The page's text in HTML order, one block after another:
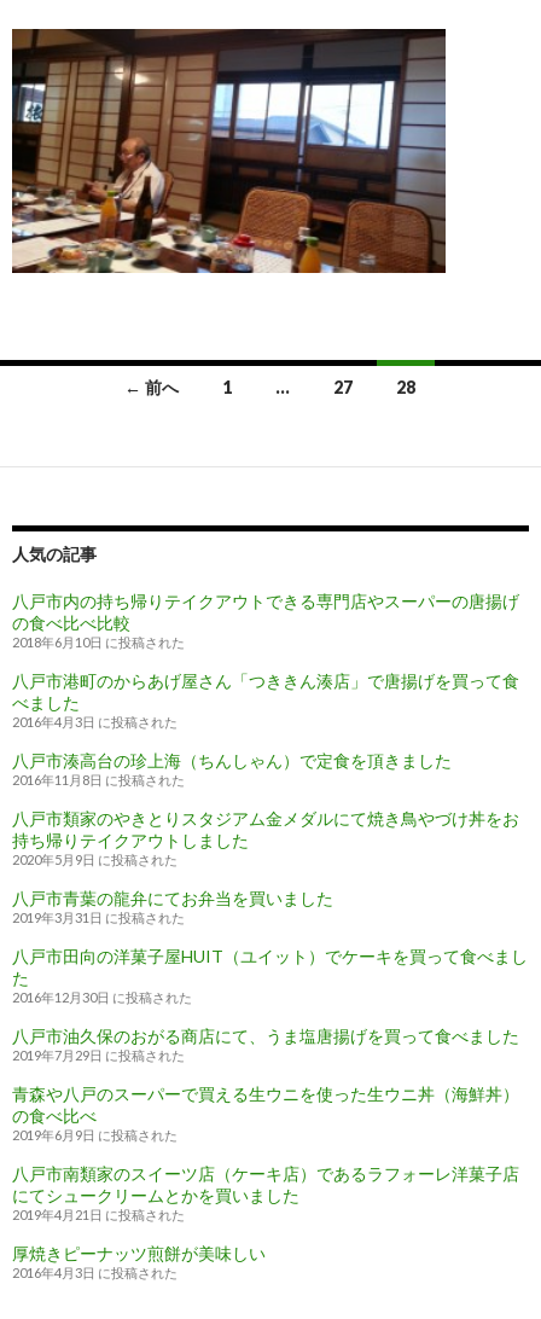
稿
ビ
ゲ
ー
シ
ョ
ン
← 前へ 1 … 27 28
人気の記事
八戸市内の持ち帰りテイクアウトできる専門店やスーパーの唐揚げ
の食べ比べ比較
2018年6月10日 に投稿された
八戸市港町のからあげ屋さん「つききん湊店」で唐揚げを買って食
べました
2016年4月3日 に投稿された
八戸市湊高台の珍上海（ちんしゃん）で定食を頂きました
2016年11月8日 に投稿された
八戸市類家のやきとりスタジアム金メダルにて焼き鳥やづけ丼をお
持ち帰りテイクアウトしました
2020年5月9日 に投稿された
八戸市青葉の龍弁にてお弁当を買いました
2019年3月31日 に投稿された
八戸市田向の洋菓子屋HUIT（ユイット）でケーキを買って食べまし
た
2016年12月30日 に投稿された
八戸市油久保のおがる商店にて、うま塩唐揚げを買って食べました
2019年7月29日 に投稿された
青森や八戸のスーパーで買える生ウニを使った生ウニ丼（海鮮丼）
の食べ比べ
2019年6月9日 に投稿された
八戸市南類家のスイーツ店（ケーキ店）であるラフォーレ洋菓子店
にてシュークリームとかを買いました
2019年4月21日 に投稿された
厚焼きピーナッツ煎餅が美味しい
2016年4月3日 に投稿された